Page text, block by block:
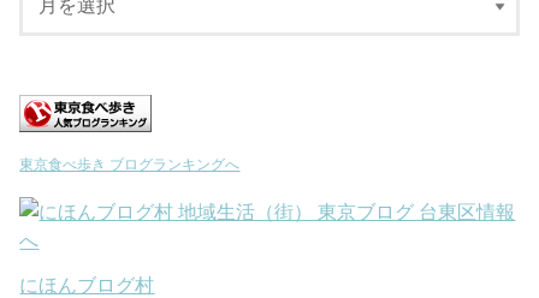
東京食べ歩き ブログランキングへ
にほんブログ村